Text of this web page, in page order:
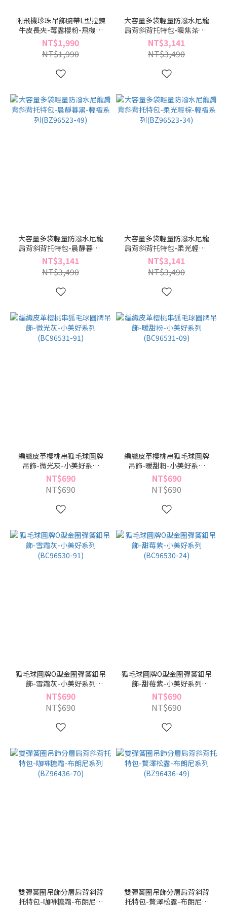
附飛機珍珠吊飾腕帶L型拉鍊
牛皮長夾-莓露櫻粉-飛機果
凍系列(BD96407-06)
NT$1,990
NT$1,990
大容量多袋輕量防潑水尼龍
肩背斜背托特包-暖焦茶褐-
輕褶系列(BZ96523-70)
NT$3,141
NT$3,490
大容量多袋輕量防潑水尼龍
肩背斜背托特包-晨靜暮黑-
輕褶系列(BZ96523-49)
NT$3,141
NT$3,490
大容量多袋輕量防潑水尼龍
肩背斜背托特包-柔光輕棕-
輕褶系列(BZ96523-34)
NT$3,141
NT$3,490
編織皮革櫻桃串狐毛球圓牌
吊飾-微光灰-小美好系列
(BC96531-91)
NT$690
NT$690
編織皮革櫻桃串狐毛球圓牌
吊飾-暖甜粉-小美好系列
(BC96531-09)
NT$690
NT$690
狐毛球圓牌O型金圈彈簧釦吊
飾-雪霜灰-小美好系列
(BC96530-91)
NT$690
NT$690
狐毛球圓牌O型金圈彈簧釦吊
飾-甜莓紫-小美好系列
(BC96530-24)
NT$690
NT$690
雙彈簧圈吊飾分層肩背斜背
托特包-咖啡糖霜-布朗尼系
雙彈簧圈吊飾分層肩背斜背
托特包-贅澤松露-布朗尼系